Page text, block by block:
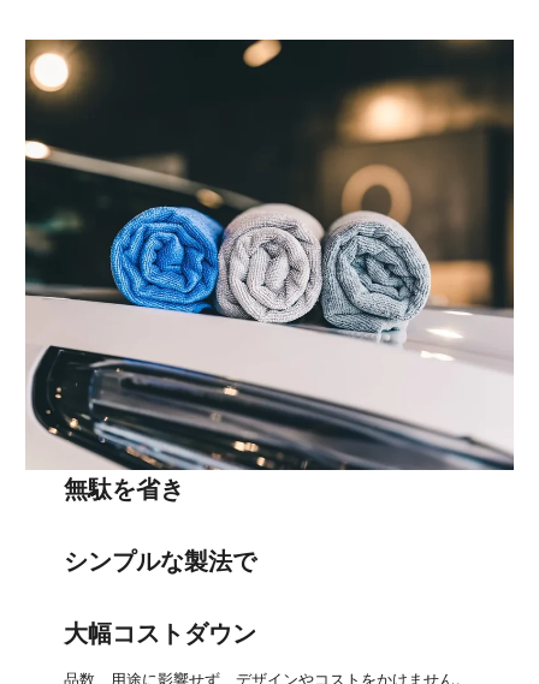
無駄を省き
シンプルな製法で ​
大幅コストダウン
品数、用途に影響せず、デザインやコストをかけません。